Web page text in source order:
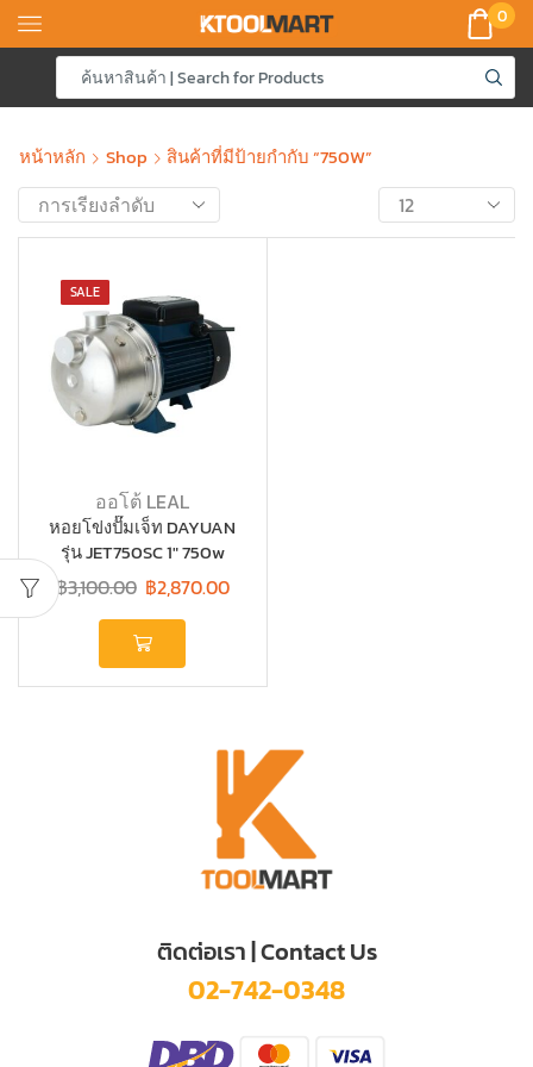
0
หน้าหลัก Shop สินค้าที่มีป้ายกำกับ “750W”
SALE
ออโต้ LEAL
หอยโข่งปั๊มเจ็ท DAYUAN
รุ่น JET750SC 1″ 750w
฿3,100.00 ฿2,870.00
ติดต่อเรา | Contact Us
02-742-0348